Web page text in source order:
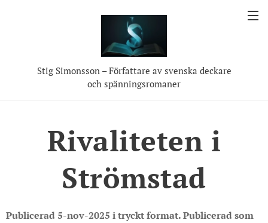
Stig Simonsson – Författare av svenska deckare
och spänningsromaner
Rivaliteten i
Strömstad
Publicerad 5-nov-2025 i tryckt format. Publicerad som